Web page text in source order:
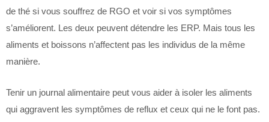
de thé si vous souffrez de RGO et voir si vos symptômes
s’améliorent. Les deux peuvent détendre les ERP. Mais tous les
aliments et boissons n’affectent pas les individus de la même
manière.
Tenir un journal alimentaire peut vous aider à isoler les aliments
qui aggravent les symptômes de reflux et ceux qui ne le font pas.